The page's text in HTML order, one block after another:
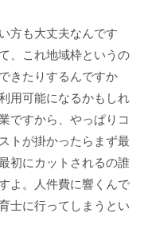
方も大丈夫なんです
、これ地域枠というの
きたりするんですか
用可能になるかもしれ
ですから、やっぱりコ
トが掛かったらまず最
初にカットされるの誰
よ。人件費に響くんで
士に行ってしまうとい